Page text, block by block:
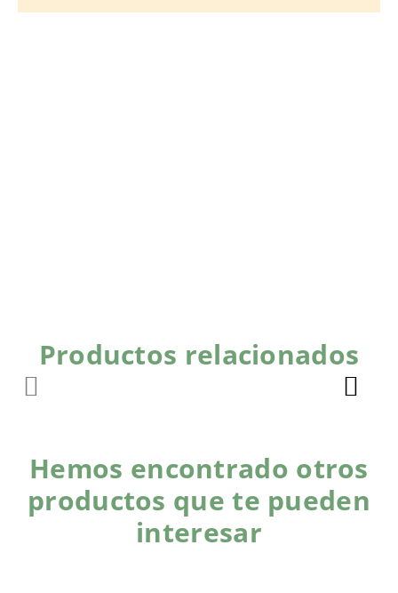
Productos relacionados
Hemos encontrado otros
productos que te pueden
interesar